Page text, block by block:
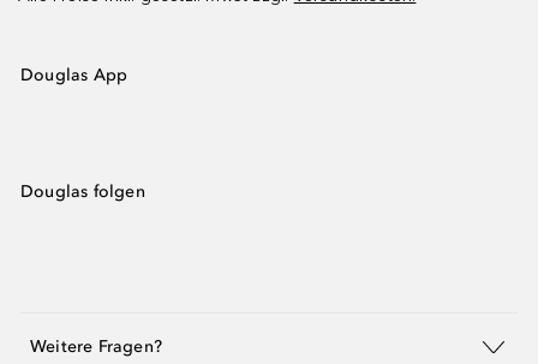
Douglas App
Douglas folgen
Weitere Fragen?